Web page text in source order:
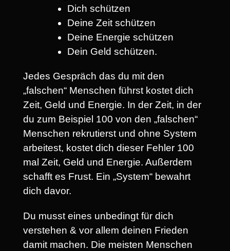
Dich schützen
Deine Zeit schützen
Deine Energie schützen
Dein Geld schützen.
Jedes Gespräch das du mit den
„falschen“ Menschen führst kostet dich
Zeit, Geld und Energie. In der Zeit, in der
du zum Beispiel 100 von den „falschen“
Menschen rekrutierst und ohne System
arbeitest, kostet dich dieser Fehler 100
mal Zeit, Geld und Energie. Außerdem
schafft es Frust. Ein „System“ bewahrt
dich davor.
Du musst eines unbedingt für dich
verstehen & vor allem deinen Frieden
damit machen. Die meisten Menschen